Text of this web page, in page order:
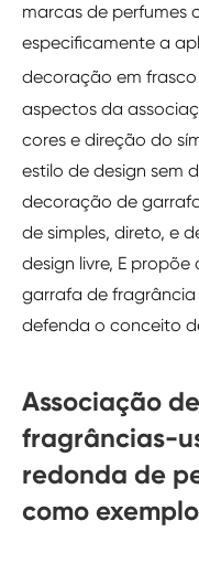
marcas de perfumes
especificamente a
decoração em
aspectos da
cores e direção do
estilo de design sem
decoração de
de simples, direto, e
design livre, E
garrafa de
defenda o conceito
Associação
fragrâncias-
redonda de
como exemplo